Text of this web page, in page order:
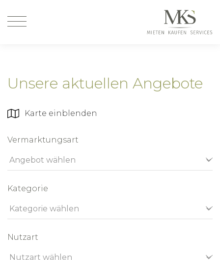
Unsere aktuellen Angebote
Karte einblenden
Vermarktungsart
Kategorie
Nutzart